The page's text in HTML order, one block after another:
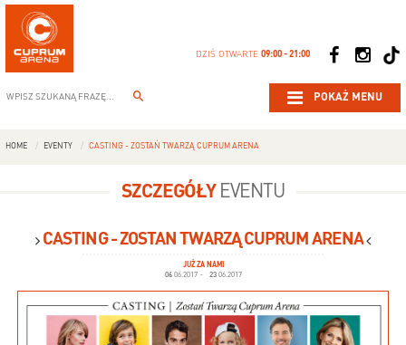
DZIŚ OTWARTE09:00 - 21:00
POKAŻ MENU
HOME EVENTY CASTING - ZOSTAŃ TWARZĄ CUPRUM ARENA
SZCZEGÓŁYEVENTU
CASTING - ZOSTAŃ TWARZĄ CUPRUM ARENA
JUŻ ZA NAMI
0606.2017 - 2306.2017